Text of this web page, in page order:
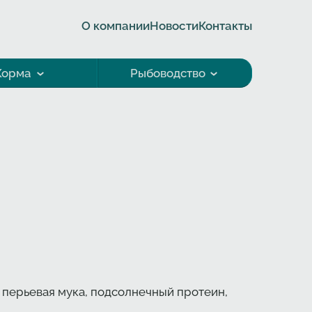
О компанииНовостиКонтакты
Рыбоводство
мука, подсолнечный протеин,